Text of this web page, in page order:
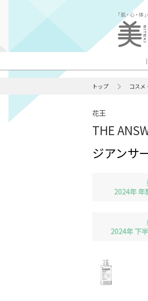
トップ コスメ
花王
THE
ジアンサ
2024年 年
2024年 下